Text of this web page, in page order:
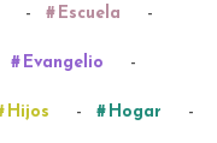
- Escuela -
Evangelio -
Hijos - Hogar -